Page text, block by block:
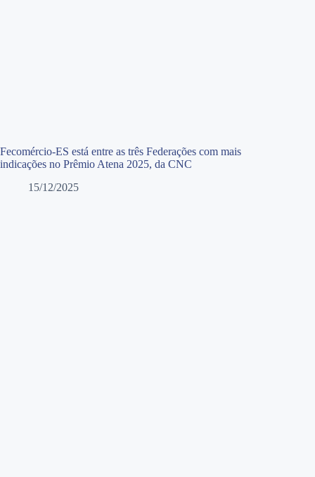
Fecomércio-ES está entre as três Federações com mais
indicações no Prêmio Atena 2025, da CNC
15/12/2025